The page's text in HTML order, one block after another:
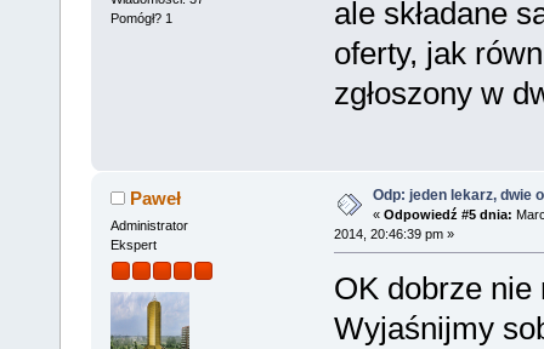
Pomógł? 1
ale składane
oferty, jak
zgłoszony w
Paweł
Administrator
Ekspert
Odp: jeden lekarz, dwie
« Odpowiedź #5 dnia:
2014, 20:46:39 pm »
OK dobrze
Wyjaśnijmy